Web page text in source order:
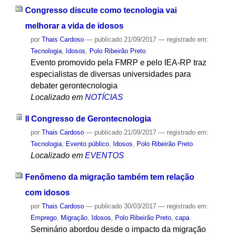
Congresso discute como tecnologia vai
melhorar a vida de idosos
por Thais Cardoso — publicado21/09/2017 — registrado em:
Tecnologia, Idosos, Polo Ribeirão Preto
Evento promovido pela FMRP e pelo IEA-RP traz
especialistas de diversas universidades para
debater gerontecnologia
Localizado em NOTÍCIAS
II Congresso de Gerontecnologia
por Thais Cardoso — publicado21/09/2017 — registrado em:
Tecnologia, Evento público, Idosos, Polo Ribeirão Preto
Localizado em EVENTOS
Fenômeno da migração também tem relação
com idosos
por Thais Cardoso — publicado30/03/2017 — registrado em:
Emprego, Migração, Idosos Polo Ribeirão Preto, capa
Seminário abordou desde o impacto da migração